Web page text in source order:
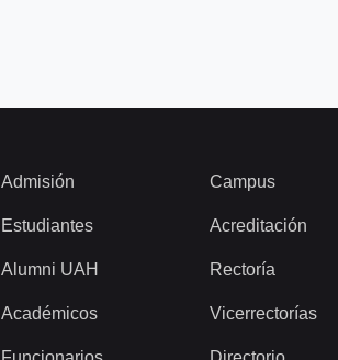
Admisión
Estudiantes
Alumni UAH
Académicos
Campus
Acreditación
Rectoría
Vicerrectorías